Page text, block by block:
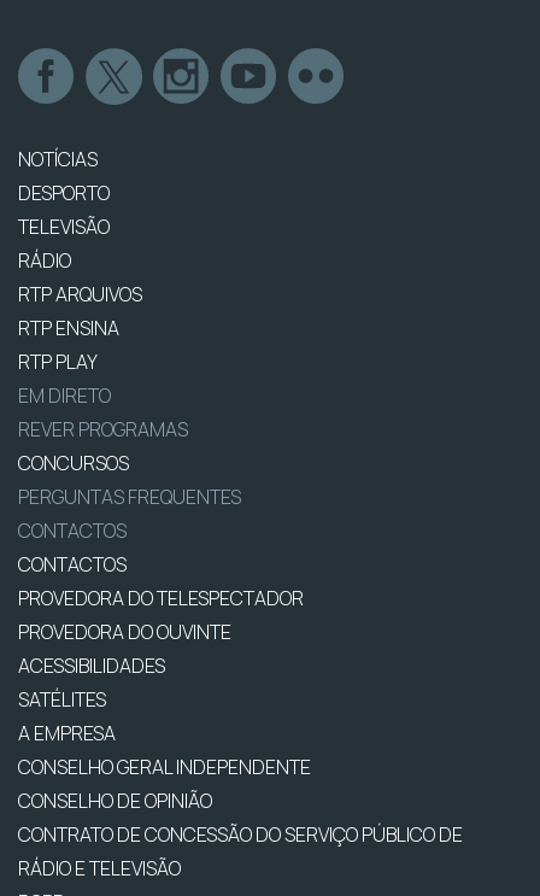
NOTÍCIAS
DESPORTO
TELEVISÃO
RÁDIO
RTP ARQUIVOS
RTP ENSINA
RTP PLAY
EM DIRETO
REVER PROGRAMAS
CONCURSOS
PERGUNTAS FREQUENTES
CONTACTOS
CONTACTOS
PROVEDORA DO TELESPECTADOR
PROVEDORA DO OUVINTE
ACESSIBILIDADES
SATÉLITES
A EMPRESA
CONSELHO GERAL INDEPENDENTE
CONSELHO DE OPINIÃO
CONTRATO DE CONCESSÃO DO SERVIÇO PÚBLICO DE
RÁDIO E TELEVISÃO